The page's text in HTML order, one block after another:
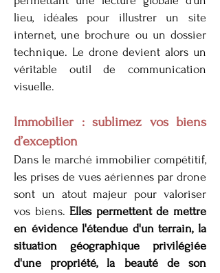
lieu, idéales pour illustrer un site
internet, une brochure ou un dossier
technique. Le drone devient alors un
véritable outil de communication
visuelle.
Immobilier : sublimez vos biens
d’exception
Dans le marché immobilier compétitif,
les prises de vues aériennes par drone
sont un atout majeur pour valoriser
vos biens.Elles permettent de mettre
en évidence l'étendue d'un terrain, la
situation géographique privilégiée
d'une propriété, la beauté de son